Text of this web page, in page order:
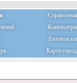
Справочная
Кинотеатры
Автовокзал
Карта